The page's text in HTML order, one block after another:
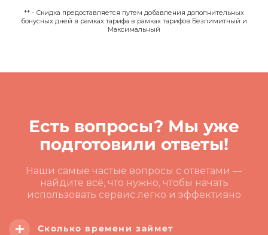
** - Скидка предоставляется путем добавления дополнительных
бонусных дней в рамках тарифа в рамках тарифов Безлимитный и
Максимальный
Есть вопросы? Мы уже
подготовили ответы!
Наши самые частые вопросы с ответами —
найдите всё, что нужно, чтобы начать
использовать сервис легко и эффективно
Сколько времени займет